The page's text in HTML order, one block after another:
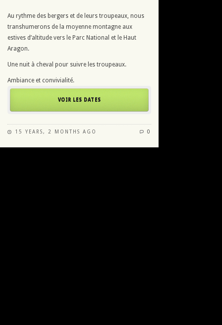
Au rythme des bergers et de leurs troupeaux, nous
transhumerons de la moyenne montagne aux
estives d’altitude vers le Parc National et le Haut
Aragon.
Une nuit à cheval pour suivre les troupeaux.
Ambiance et convivialité.
VOIR LES DATES
15 YEARS, 2 MONTHS AGO 0